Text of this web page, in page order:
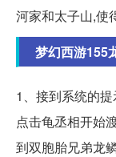
河家和太子山,使
梦幻西游155
1、接到系统的
点击龟丞相开始
到双胞胎兄弟龙